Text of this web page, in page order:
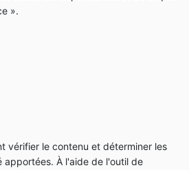
».
vérifier le contenu et déterminer les
apportées. À l'aide de l'outil de